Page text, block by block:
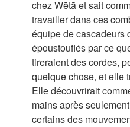
chez Wētā et sait
travailler dans ces
équipe de cascadeurs
époustouflés par ce
tireraient des cordes,
quelque chose, et elle
Elle découvrirait
mains après
certains des